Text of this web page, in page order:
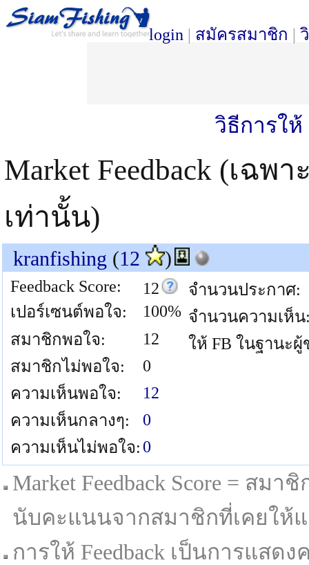
login | สมัครสมาชิก |
วิธีการให้
Market Feedback (เฉ
เท่านั้น)
kranfishing (12 )
Feedback Score:
12
เปอร์เซนต์พอใจ:
100%
สมาชิกพอใจ:
12
สมาชิกไม่พอใจ:
0
ความเห็นพอใจ:
12
ความเห็นกลางๆ:
0
ความเห็นไม่พอใจ: 0
จำนวนประกาศ:
จำนวนความเห็น
ให้ FB ในฐานะผู้
Market Feedback Score = สม
นับคะแนนจากสมาชิกที่เคยให้
การให้ Feedback เป็นการแส